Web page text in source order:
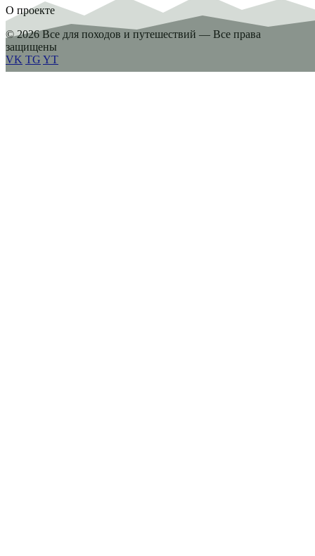
О проекте
© 2026 Все для походов и путешествий — Все права
защищены
VK TG YT